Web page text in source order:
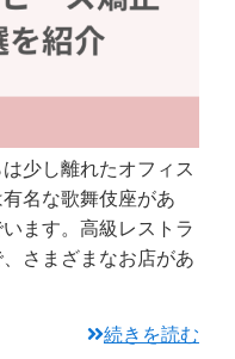
少し離れたオフィス
名な歌舞伎座があ
ます。高級レストラ
さまざまなお店があ
続きを読む